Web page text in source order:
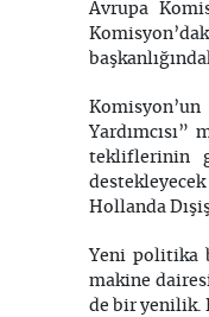
Avrupa
Yardımcısı”
tekliflerinin
Hollanda
Yeni politika
makine
de bir yenilik.